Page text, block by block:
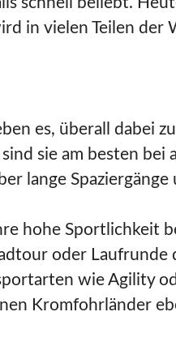
in vielen Teilen
es, überall dabei
sie am besten
lange
hohe Sportlichkeit
oder Laufrunde
wie Agility
Kromfohrländer